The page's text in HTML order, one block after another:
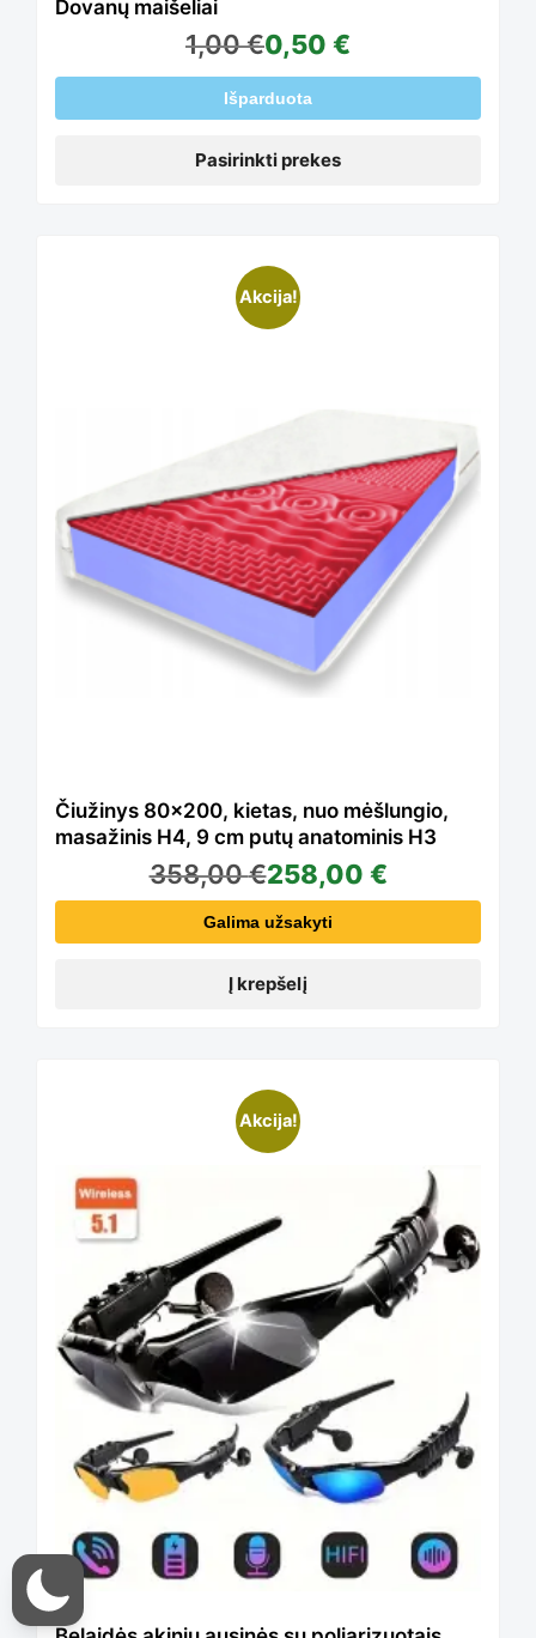
the
product
Dovanų maišeliai
1,00€0,50 €
Išparduota
Pasirinkti prekes
has
multiple
may
be
chosen
the
product
Akcija!
Čiužinys 80×200, kietas, nuo mėšlungio,
masažinis H4, 9 cm putų anatominis H3
358,00€258,00 €
Galima užsakyti
Į krepšelį
Akcija!